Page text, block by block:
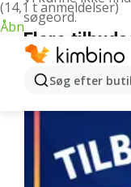
(14,1 t anmeldelser)
Åbn
Søg efter
søgeord.
Flere